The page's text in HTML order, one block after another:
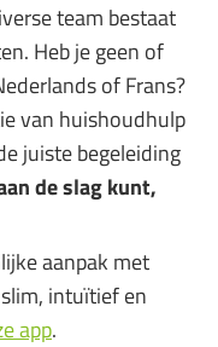
team bestaat
Heb je geen of
of Frans?
van huishoudhulp
juiste begeleiding
de slag kunt,
aanpak met
intuïtief en
app.